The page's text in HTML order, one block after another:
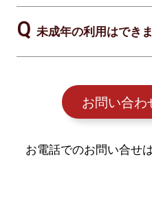
未成年の利用はでき
お問い合わ
お電話でのお問い合せ